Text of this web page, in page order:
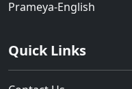
Prameya-English
Quick Links